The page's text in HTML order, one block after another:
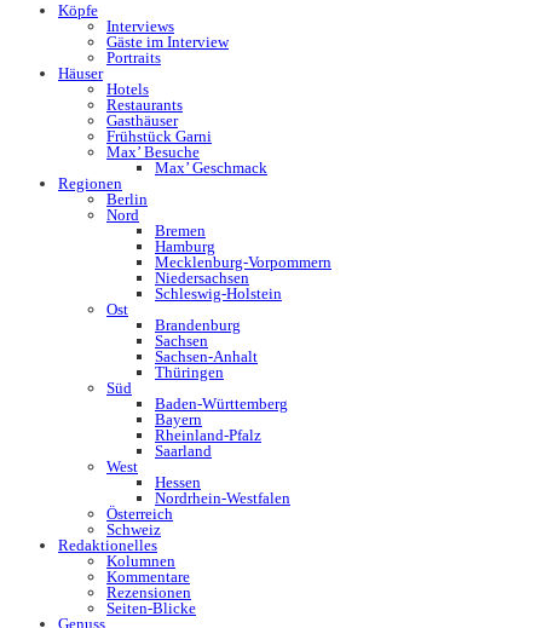
Köpfe
Interviews
Gäste im Interview
Portraits
Häuser
Hotels
Restaurants
Gasthäuser
Frühstück Garni
Max’ Besuche
Max’ Geschmack
Regionen
Berlin
Nord
Bremen
Hamburg
Mecklenburg-Vorpommern
Niedersachsen
Schleswig-Holstein
Ost
Brandenburg
Sachsen
Sachsen-Anhalt
Thüringen
Süd
Baden-Württemberg
Bayern
Rheinland-Pfalz
Saarland
West
Hessen
Nordrhein-Westfalen
Österreich
Schweiz
Redaktionelles
Kolumnen
Kommentare
Rezensionen
Seiten-Blicke
Genuss